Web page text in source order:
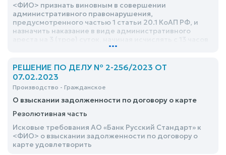
<ФИО> признать виновным в совершении
административного правонарушения,
предусмотренного частью 1 статьи 20.1 КоАП РФ, и
назначить наказание в виде административного
...
РЕШЕНИЕ ПО ДЕЛУ № 2-256/2023 ОТ
07.02.2023
Производство - Гражданское
О взыскании задолженности по договору о карте
Резолютивная часть
Исковые требования АО «Банк Русский Стандарт» к
<ФИО> о взыскании задолженности по договору о
карте удовлетворить